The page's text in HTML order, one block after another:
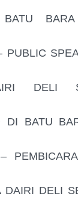
PUBLIC
DELI
DI BATU
DAIRI DELI